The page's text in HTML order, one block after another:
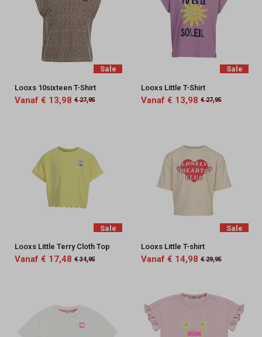
Sale
Looxs 10sixteen T-Shirt
Vanaf € 13,98 € 27,95
Sale
Looxs Little T-Shirt
Vanaf € 13,98 € 27,95
Sale
Looxs Little Terry Cloth Top
Vanaf € 17,48 € 34,95
Sale
Looxs Little T-shirt
Vanaf € 14,98 € 29,95